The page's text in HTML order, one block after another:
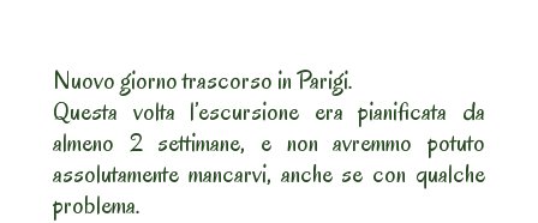
Nuovo giorno trascorso in Parigi.
Questa volta l’escursione era pianificata da
almeno 2 settimane, e non avremmo potuto
assolutamente mancarvi, anche se con qualche
problema.